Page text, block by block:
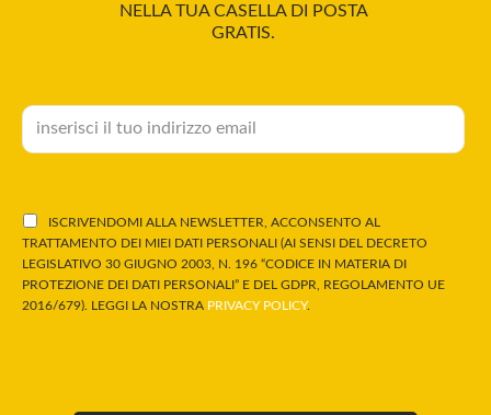
NELLA TUA CASELLA DI POSTA
GRATIS.
ISCRIVENDOMI ALLA NEWSLETTER, ACCONSENTO AL
TRATTAMENTO DEI MIEI DATI PERSONALI (AI SENSI DEL DECRETO
LEGISLATIVO 30 GIUGNO 2003, N. 196 “CODICE IN MATERIA DI
PROTEZIONE DEI DATI PERSONALI” E DEL GDPR, REGOLAMENTO UE
2016/679). LEGGI LA NOSTRA PRIVACY POLICY.